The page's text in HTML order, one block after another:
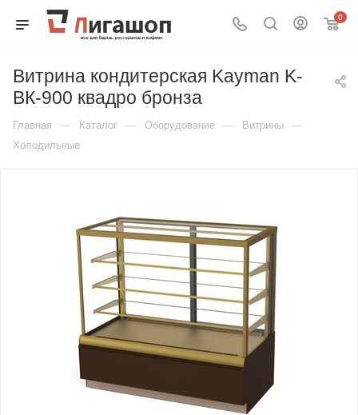
0
Витрина кондитерская Kayman K-
ВК-900 квадро бронза
Главная — Каталог — Оборудование — Витрины —
Холодильные